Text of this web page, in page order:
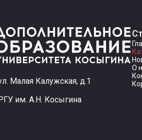
Малая Калужская, д.1
им. А.Н. Косыгина
О